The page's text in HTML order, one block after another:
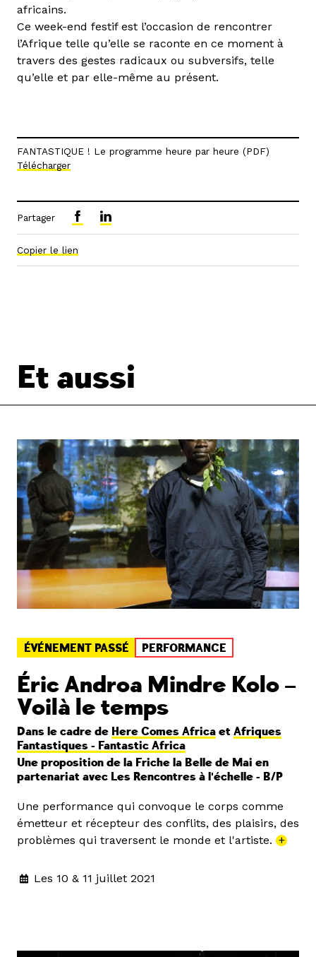
africains.
Ce week-end festif est l’occasion de rencontrer
l’Afrique telle qu’elle se raconte en ce moment à
travers des gestes radicaux ou subversifs, telle
qu’elle et par elle-même au présent.
FANTASTIQUE ! Le programme heure par heure (PDF)
Télécharger
Partager
Copier le lien
Et aussi
ÉVÉNEMENT PASSÉ PERFORMANCE
Éric Androa Mindre Kolo –
Voilà le temps
Dans le cadre de Here Comes Africa et Afriques
Fantastiques - Fantastic Africa
Une proposition de la Friche la Belle de Mai en
partenariat avec Les Rencontres à l'échelle - B/P
Une performance qui convoque le corps comme
émetteur et récepteur des conflits, des plaisirs, des
problèmes qui traversent le monde et l'artiste. +
Les 10 & 11 juillet 2021